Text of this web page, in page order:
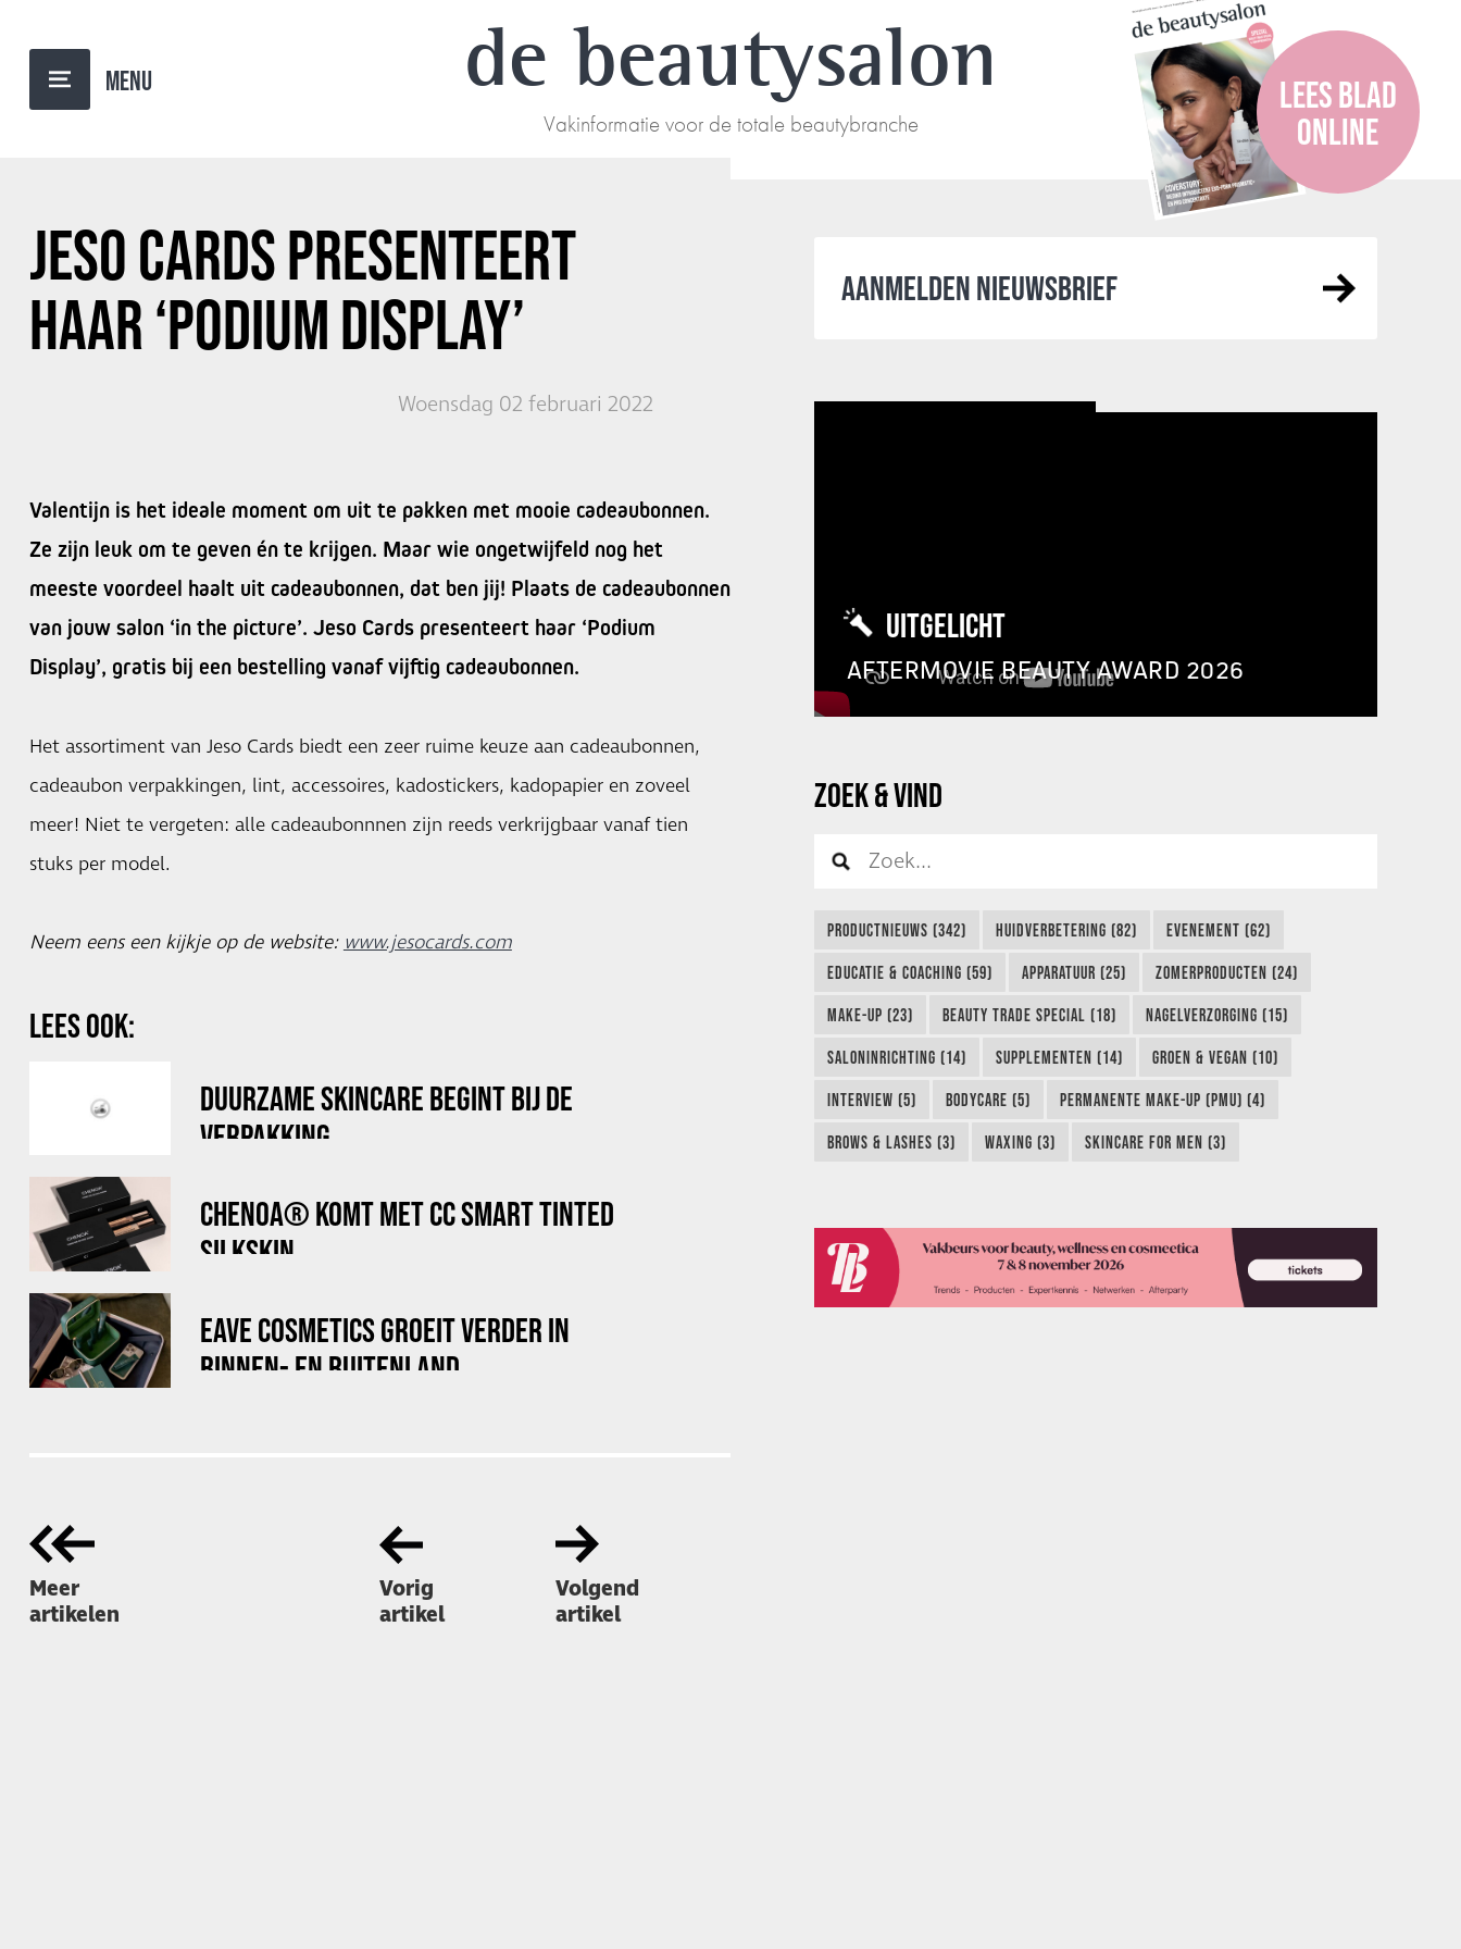
de beautysalon
Vakinformatie voor de totale beautybranche
LEES BLAD
ONLINE
JESO CARDS PRESENTEERT
HAAR ‘PODIUM DISPLAY’
Woensdag 02 februari 2022
Valentijn is het ideale moment om uit te pakken met mooie cadeaubonnen.
Ze zijn leuk om te geven én te krijgen. Maar wie ongetwijfeld nog het
meeste voordeel haalt uit cadeaubonnen, dat ben jij! Plaats de cadeaubonnen
van jouw salon ‘in the picture’. Jeso Cards presenteert haar ‘Podium
Display’, gratis bij een bestelling vanaf vijftig cadeaubonnen.
Het assortiment van Jeso Cards biedt een zeer ruime keuze aan cadeaubonnen,
cadeaubon verpakkingen, lint, accessoires, kadostickers, kadopapier en zoveel
meer! Niet te vergeten: alle cadeaubonnnen zijn reeds verkrijgbaar vanaf tien
stuks per model.
Neem eens een kijkje op de website: www.jesocards.com
LEES OOK:
DUURZAME SKINCARE BEGINT BIJ DE
VERPAKKING
CHENOA® KOMT MET CC SMART TINTED
SILKSKIN
EAVE COSMETICS GROEIT VERDER IN
BINNEN- EN BUITENLAND
Meer
artikelen
Vorig
artikel
Volgend
artikel
AANMELDEN NIEUWSBRIEF
UITGELICHT
AFTERMOVIE BEAUTY AWARD 2026
ZOEK & VIND
PRODUCTNIEUWS (342) HUIDVERBETERING (82) EVENEMENT (62)
EDUCATIE & COACHING (59) APPARATUUR (25) ZOMERPRODUCTEN (24)
MAKE-UP (23) BEAUTY TRADE SPECIAL (18) NAGELVERZORGING (15)
SALONINRICHTING (14) SUPPLEMENTEN (14) GROEN & VEGAN (10)
INTERVIEW (5) BODYCARE (5) PERMANENTE MAKE-UP (PMU) (4)
BROWS & LASHES (3) WAXING (3) SKINCARE FOR MEN (3)